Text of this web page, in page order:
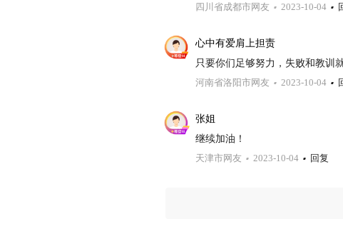
四川省成都市网友
2023-10-04
心中有爱肩上担责
只要你们足够努力，失败和教训
河南省洛阳市网友
2023-10-04
张姐
继续加油！
天津市网友
2023-10-04 回复